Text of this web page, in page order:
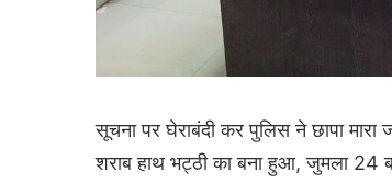
सूचना पर घेराबंदी कर पुलिस ने छापा
शराब हाथ भट्ठी का बना हुआ, जुमला